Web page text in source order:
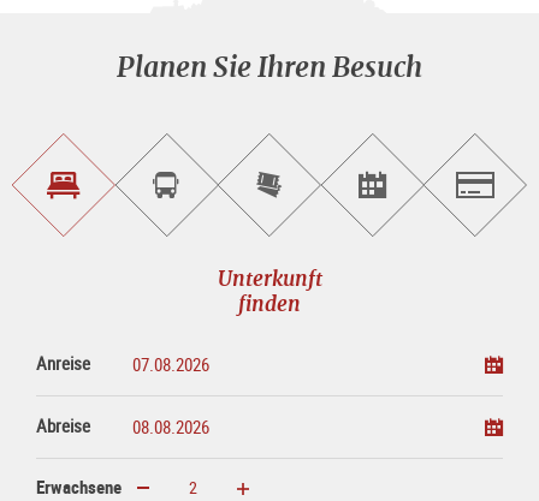
Planen Sie Ihren Besuch
Unterkunft<br>findenSightseeing<br>Tour
buchen
Tickets
online<br>kaufen
Events<br>finden
Unterkunft
finden
Anreise
Abreise
Erwachsene erhöhen verringern